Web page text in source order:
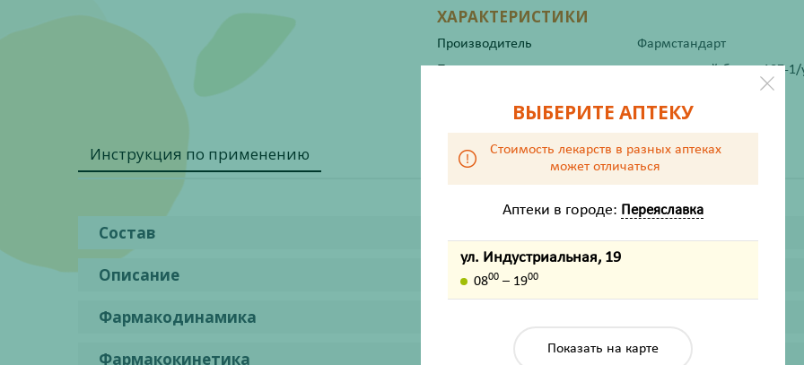
ХАРАКТЕРИСТИКИ
Производитель
Фармстандарт
Порядок отпуска
рецептурный бланк 107-1/
Инструкция по применению
Состав
Описание
Фармакодинамика
Фармакокинетика
ВЫБЕРИТЕ АПТЕКУ
Стоимость лекарств в разных аптеках
может отличаться
Аптеки в городе: Переяславка
ул. Индустриальная, 19
0800 – 1900
Показать на карте